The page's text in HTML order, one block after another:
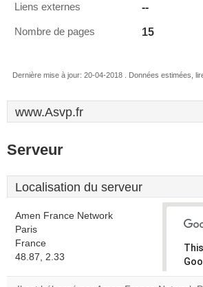
Liens externes --
Nombre de pages 15
Dernière mise à jour: 20-04-2018 . Données estimées,
www.Asvp.fr
Serveur
Localisation du serveur
Amen France Network
Paris
France
48.87, 2.33